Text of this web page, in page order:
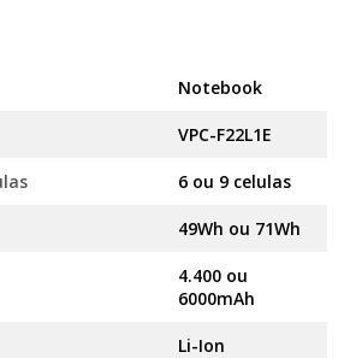
Notebook
VPC-F22L1E
6 ou 9 celulas
49Wh ou 71Wh
4.400 ou
6000mAh
Li-Ion